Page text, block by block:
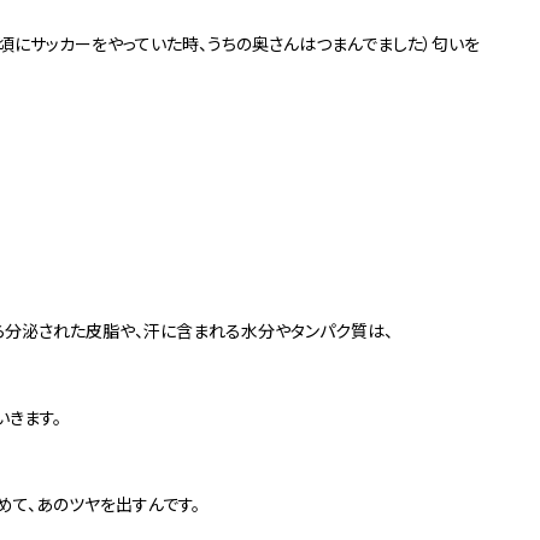
サッカーをやっていた時、うちの奥さんはつまんでました）匂いを
泌された皮脂や、汗に含まれる水分やタンパク質は、
ます。
、あのツヤを出すんです。